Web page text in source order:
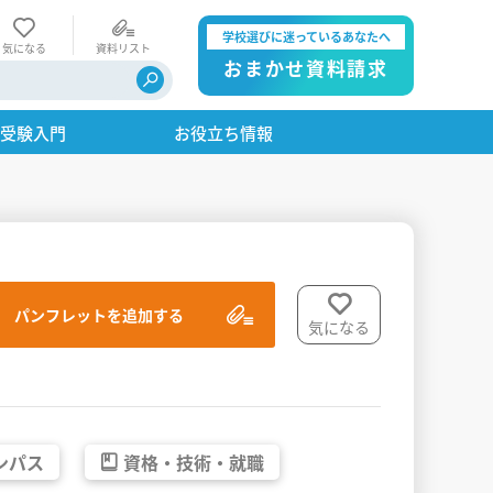
気になる 資料リスト
学校選びに迷っているあなたへ
おまかせ資料請求
験入門 お役立ち情報
パンフレットを追加する
気になる
パス 資格・ 技術・ 就職